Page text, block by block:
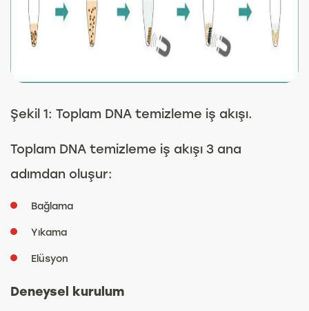
Şekil 1: Toplam DNA temizleme iş akışı.
Toplam DNA temizleme iş akışı 3 ana
adımdan oluşur:
Bağlama
Yıkama
Elüsyon
Deneysel kurulum